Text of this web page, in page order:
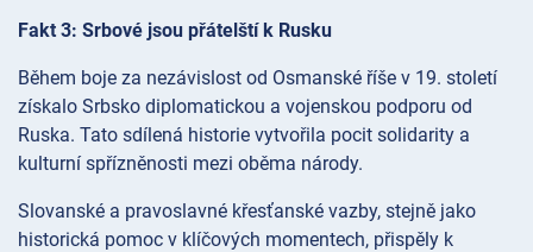
Fakt 3: Srbové jsou přátelští k Rusku
Během boje za nezávislost od Osmanské říše v 19. století
získalo Srbsko diplomatickou a vojenskou podporu od
Ruska. Tato sdílená historie vytvořila pocit solidarity a
kulturní spřízněnosti mezi oběma národy.
Slovanské a pravoslavné křesťanské vazby, stejně jako
historická pomoc v klíčových momentech, přispěly k